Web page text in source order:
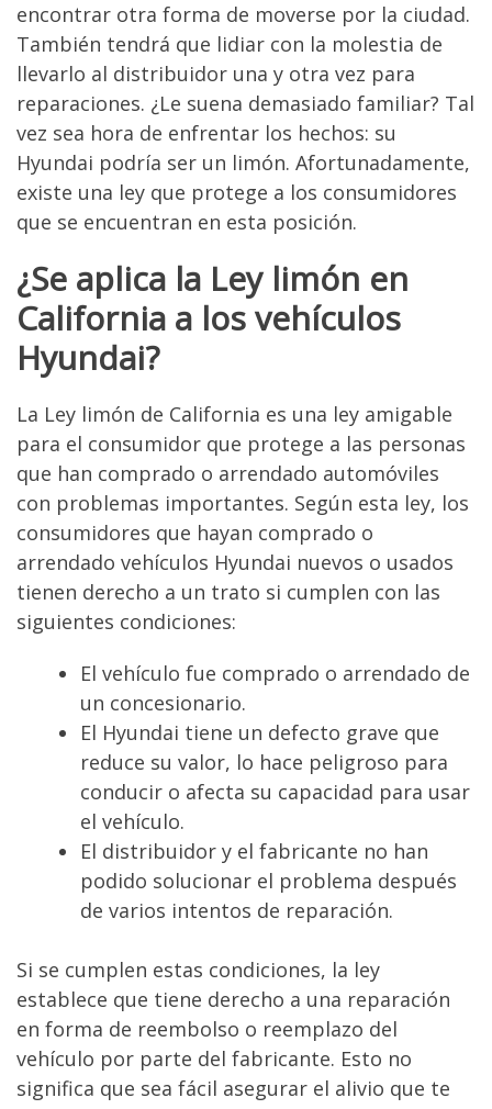
encontrar otra forma de moverse por la ciudad.
También tendrá que lidiar con la molestia de
llevarlo al distribuidor una y otra vez para
reparaciones. ¿Le suena demasiado familiar? Tal
vez sea hora de enfrentar los hechos: su
Hyundai podría ser un limón. Afortunadamente,
existe una ley que protege a los consumidores
que se encuentran en esta posición.
¿Se aplica la Ley limón en
California a los vehículos
Hyundai?
La Ley limón de California es una ley amigable
para el consumidor que protege a las personas
que han comprado o arrendado automóviles
con problemas importantes. Según esta ley, los
consumidores que hayan comprado o
arrendado vehículos Hyundai nuevos o usados
tienen derecho a un trato si cumplen con las
siguientes condiciones:
El vehículo fue comprado o arrendado de
un concesionario.
El Hyundai tiene un defecto grave que
reduce su valor, lo hace peligroso para
conducir o afecta su capacidad para usar
el vehículo.
El distribuidor y el fabricante no han
podido solucionar el problema después
de varios intentos de reparación.
Si se cumplen estas condiciones, la ley
establece que tiene derecho a una reparación
en forma de reembolso o reemplazo del
vehículo por parte del fabricante. Esto no
significa que sea fácil asegurar el alivio que te